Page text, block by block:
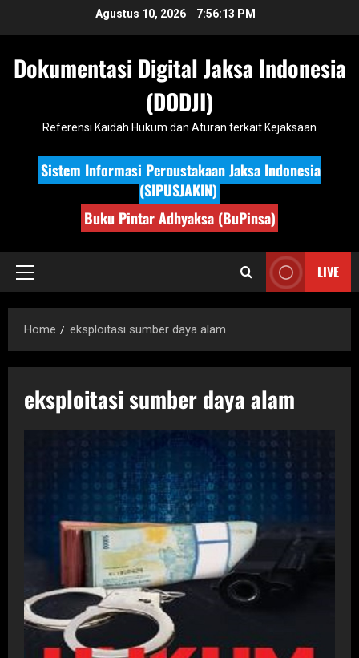
Agustus 10, 2026 7:56:14 PM
Dokumentasi Digital Jaksa Indonesia
(DODJI)
Referensi Kaidah Hukum dan Aturan terkait Kejaksaan
Sistem Informasi Perpustakaan Jaksa Indonesia
(SIPUSJAKIN)
Buku Pintar Adhyaksa (BuPinsa)
Primary
LIVE
Home eksploitasi sumber daya alam
eksploitasi sumber daya alam